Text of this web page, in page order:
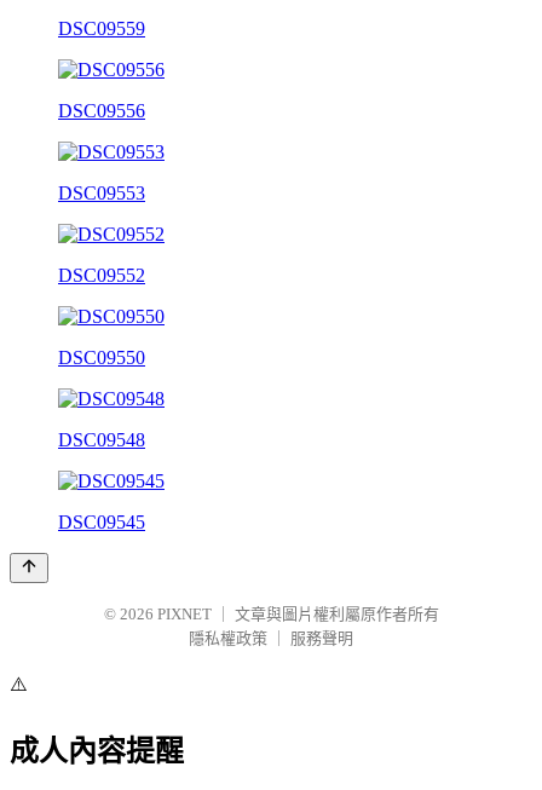
DSC09559
DSC09556
DSC09553
DSC09552
DSC09550
DSC09548
DSC09545
© 2026 PIXNET
文章與圖片權利屬原作者所有
隱私權政策
服務聲明
⚠️
成人內容提醒